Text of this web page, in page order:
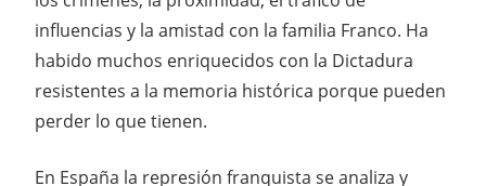
influencias y la amistad con la familia Franco. Ha
habido muchos enriquecidos con la Dictadura
resistentes a la memoria histórica porque pueden
perder lo que tienen.
En España la represión franquista se analiza y